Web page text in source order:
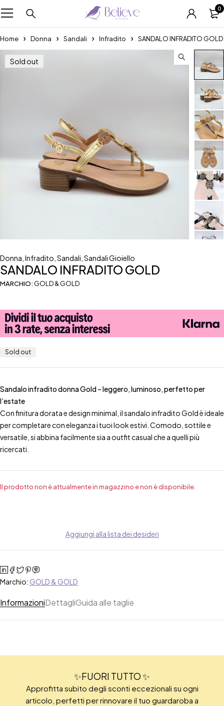
0
Home Donna Sandali Infradito SANDALO INFRADITO GOLD
Sold out
Donna Infradito Sandali Sandali Gioiello
SANDALO INFRADITO GOLD
MARCHIO: GOLD & GOLD
Sold out
Sandalo infradito donna Gold – leggero, luminoso, perfetto per
l’estate
Con finitura dorata e design minimal, il sandalo infradito Gold è ideale
per completare con eleganza i tuoi look estivi. Comodo, sottile e
versatile, si abbina facilmente sia a outfit casual che a quelli più
ricercati.
Il prodotto non è attualmente in magazzino e non è disponibile.
Aggiungi alla lista dei desideri
Marchio: GOLD & GOLD
InformazioniDettagliGuida alle taglie
✨FUORI TUTTO ✨
Approfitta subito degli sconti eccezionali su ogni
articolo, perfetti per rinnovare il tuo guardaroba a